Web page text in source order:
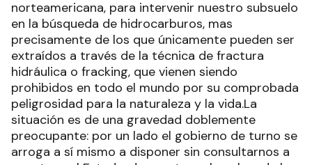
norteamericana, para intervenir nuestro subsuelo
en la búsqueda de hidrocarburos, mas
precisamente de los que únicamente pueden ser
extraídos a través de la técnica de fractura
hidráulica o fracking, que vienen siendo
prohibidos en todo el mundo por su comprobada
peligrosidad para la naturaleza y la vida.La
situación es de una gravedad doblemente
preocupante: por un lado el gobierno de turno se
arroga a sí mismo a disponer sin consultarnos a